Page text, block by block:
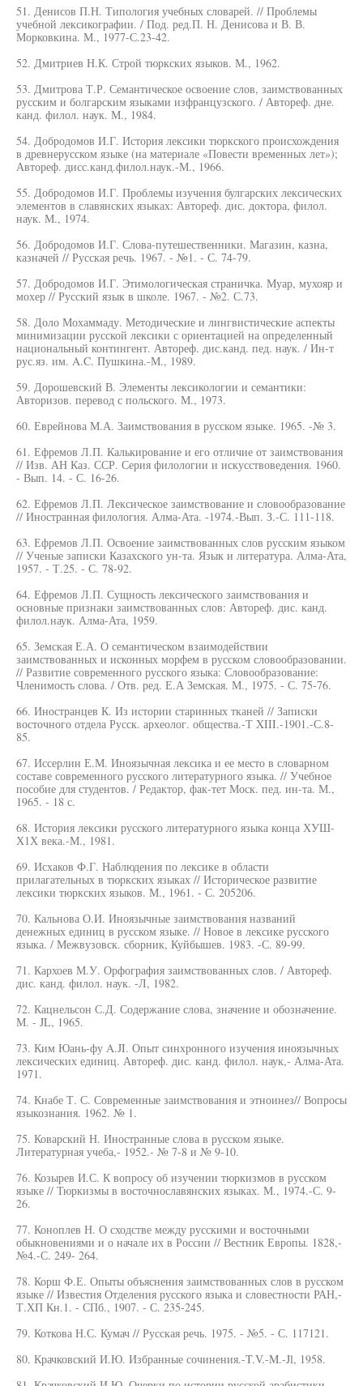
51. Денисов П.Н. Типология учебных словарей. // Проблемы
учебной лексикографии. / Под. ред.П. Н. Денисова и В. В.
Морковкина. М., 1977-С.23-42.
52. Дмитриев Н.К. Строй тюркских языков. М., 1962.
53. Дмитрова Т.Р. Семантическое освоение слов, заимствованных
русским и болгарским языками изфранцузского. / Автореф. дне.
канд. филол. наук. М., 1984.
54. Добродомов И.Г. История лексики тюркского происхождения
в древнерусском языке (на материале «Повести временных лет»);
Автореф. дисс.канд.филол.наук.-М., 1966.
55. Добродомов И.Г. Проблемы изучения булгарских лексических
элементов в славянских языках: Автореф. дис. доктора, филол.
наук. М., 1974.
56. Добродомов И.Г. Слова-путешественники. Магазин, казна,
казначей // Русская речь. 1967. - №1. - С. 74-79.
57. Добродомов И.Г. Этимологическая страничка. Муар, мухояр и
мохер // Русский язык в школе. 1967. - №2. С.73.
58. Доло Мохаммаду. Методические и лингвистические аспекты
минимизации русской лексики с ориентацией на определенный
национальный контингент. Автореф. дис.канд. пед. наук. / Ин-т
рус.яз. им. A.C. Пушкина.-М., 1989.
59. Дорошевский В. Элементы лексикологии и семантики:
Авторизов. перевод с польского. М., 1973.
60. Еврейнова М.А. Заимствования в русском языке. 1965. -№ 3.
61. Ефремов Л.П. Калькирование и его отличие от заимствования
// Изв. АН Каз. ССР. Серия филологии и искусствоведения. 1960.
- Вып. 14. - С. 16-26.
62. Ефремов Л.П. Лексическое заимствование и словообразование
// Иностранная филология. Алма-Ата. -1974.-Вып. З.-С. 111-118.
63. Ефремов Л.П. Освоение заимствованных слов русским языком
// Ученые записки Казахского ун-та. Язык и литература. Алма-Ата,
1957. - Т.25. - С. 78-92.
64. Ефремов Л.П. Сущность лексического заимствования и
основные признаки заимствованных слов: Автореф. дис. канд.
филол.наук. Алма-Ата, 1959.
65. Земская Е.А. О семантическом взаимодействии
заимствованных и исконных морфем в русском словообразовании.
// Развитие современного русского языка: Словообразование:
Членимость слова. / Отв. ред. Е.А Земская. М., 1975. - С. 75-76.
66. Иностранцев К. Из истории старинных тканей // Записки
восточного отдела Русск. археолог. общества.-Т XIII.-1901.-С.8-
85.
67. Иссерлин Е.М. Иноязычная лексика и ее место в словарном
составе современного русского литературного языка. // Учебное
пособие для студентов. / Редактор, фак-тет Моск. пед. ин-та. М.,
1965. - 18 с.
68. История лексики русского литературного языка конца ХУШ-
Х1Х века.-М., 1981.
69. Исхаков Ф.Г. Наблюдения по лексике в области
прилагательных в тюркских языках // Историческое развитие
лексики тюркских языков. М., 1961. - С. 205206.
70. Кальнова О.И. Иноязычные заимствования названий
денежных единиц в русском языке. // Новое в лексике русского
языка. / Межвузовск. сборник, Куйбышев. 1983. -С. 89-99.
71. Кархоев М.У. Орфография заимствованных слов. / Автореф.
дис. канд. филол. наук. -Л, 1982.
72. Кацнельсон С.Д. Содержание слова, значение и обозначение.
М. - JL, 1965.
73. Ким Юань-фу A.JI. Опыт синхронного изучения иноязычных
лексических единиц. Автореф. дис. канд. филол. наук,- Алма-Ата.
1971.
74. Кнабе Т. С. Современные заимствования и этноинез// Вопросы
языкознания. 1962. № 1.
75. Коварский Н. Иностранные слова в русском языке.
Литературная учеба,- 1952.- № 7-8 и № 9-10.
76. Козырев И.С. К вопросу об изучении тюркизмов в русском
языке // Тюркизмы в восточнославянских языках. М., 1974.-С. 9-
26.
77. Коноплев Н. О сходстве между русскими и восточными
обыкновениями и о начале их в России // Вестник Европы. 1828,-
№4.-С. 249- 264.
78. Корш Ф.Е. Опыты объяснения заимствованных слов в русском
языке // Известия Отделения русского языка и словестности РАН,-
Т.ХП Кн.1. - СПб., 1907. - С. 235-245.
79. Коткова Н.С. Кумач // Русская речь. 1975. - №5. - С. 117121.
80. Крачковский И.Ю. Избранные сочинения.-T.V.-M.-Jl, 1958.